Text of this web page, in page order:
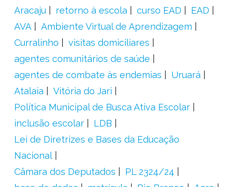
Aracaju
retorno à escola curso EAD
EAD
AVA
Ambiente Virtual de Aprendizagem
Curralinho
visitas domiciliares
agentes comunitários de saúde
agentes de combate às endemias
Uruará
Atalaia
Vitória do Jari
Política Municipal de Busca Ativa Escolar
inclusão escolar
LDB
Lei de Diretrizes e Bases da Educação
Nacional
Câmara dos Deputados
PL 2324/24